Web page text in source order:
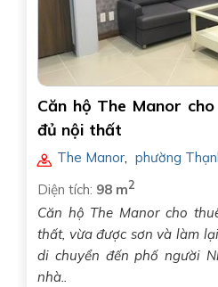
Căn hộ The Manor
đủ nội thất
The Manor, phường
Diện tích: 98 m2
Căn hộ The Manor cho
thất, vừa được sơn và làm
di chuyển đến phố người
nhà..